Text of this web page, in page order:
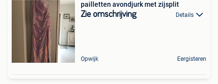
pailletten avondjurk met zijsplit
Zie omschrijving Details
Opwijk Eergisteren